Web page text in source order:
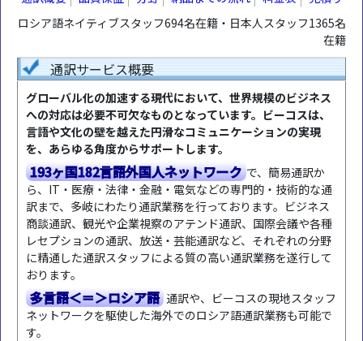
ロシア語ネイティブスタッフ694名在籍・日本人スタッフ1365名
在籍
通訳サービス概要
グローバル化の加速する現代において、世界規模のビジネス
への対応は必要不可欠なものとなっています。ビーコスは、
言語や文化の壁を越えた円滑なコミュニケーションの実現
を、あらゆる角度からサポートします。
193ヶ国182言語外国人ネットワーク で、簡易通訳か
ら、IT・医療・法律・金融・電気などの専門的・技術的な通
訳まで、多岐にわたり通訳業務を行っております。ビジネス
商談通訳、観光や企業視察のアテンド通訳、国際会議や各種
レセプションの通訳、放送・芸能通訳など、それぞれの分野
に精通した通訳スタッフによる質の高い通訳業務を遂行して
おります。
多言語＜＝＞ロシア語 通訳や、ビーコスの現地スタッフ
ネットワークを駆使した海外でのロシア語通訳業務も可能で
す。